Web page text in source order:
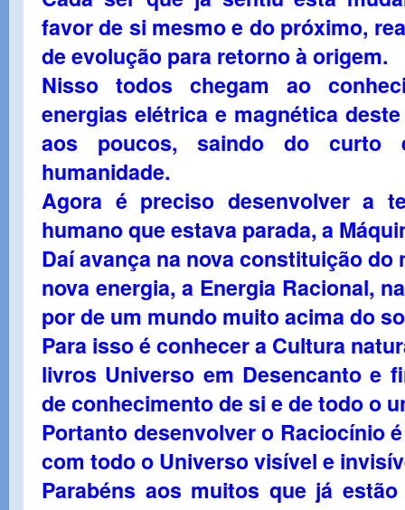
favor de si mesmo e do próximo,
de evolução para retorno à origem.
Nisso todos chegam ao
energias elétrica e magnética
aos poucos, saindo do
humanidade.
Agora é preciso desenvolver a
humano que estava parada, a
Daí avança na nova constituição do
nova energia, a Energia Racional,
por de um mundo muito acima do
Para isso é conhecer a Cultura
livros Universo em Desencanto e
de conhecimento de si e de todo o
Portanto desenvolver o Raciocínio
com todo o Universo visível e
Parabéns aos muitos que já